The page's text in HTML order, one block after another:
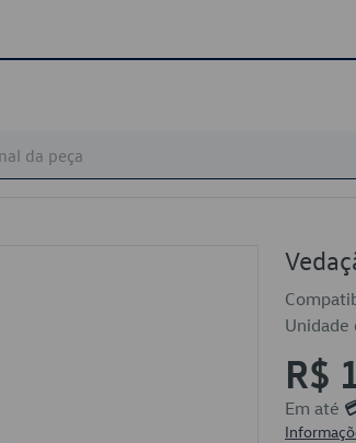
Unidade
R$
Em até